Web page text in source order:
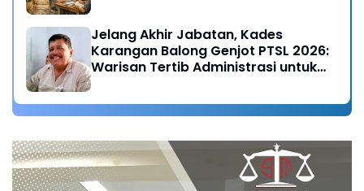
Jelang Akhir Jabatan, Kades
Karangan Balong Genjot PTSL 2026:
Warisan Tertib Administrasi untuk